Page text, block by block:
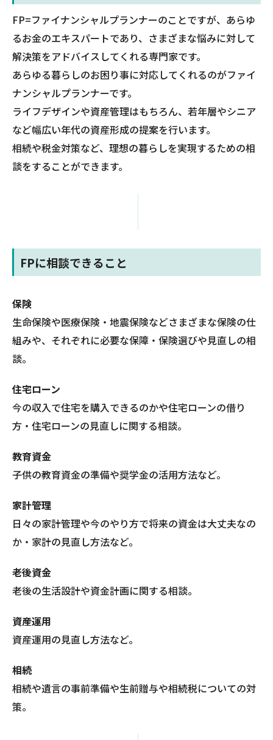
FP=ファイナンシャルプランナーのことですが、あらゆ
るお金のエキスパートであり、さまざまな悩みに対して
解決策をアドバイスしてくれる専門家です。
あらゆる暮らしのお困り事に対応してくれるのがファイ
ナンシャルプランナーです。
ライフデザインや資産管理はもちろん、若年層やシニア
など幅広い年代の資産形成の提案を行います。
相続や税金対策など、理想の暮らしを実現するための相
談をすることができます。
FPに相談できること
保険
生命保険や医療保険・地震保険などさまざまな保険の仕
組みや、それぞれに必要な保障・保険選びや見直しの相
談。
住宅ローン
今の収入で住宅を購入できるのかや住宅ローンの借り
方・住宅ローンの見直しに関する相談。
教育資金
子供の教育資金の準備や奨学金の活用方法など。
家計管理
日々の家計管理や今のやり方で将来の資金は大丈夫なの
か・家計の見直し方法など。
老後資金
老後の生活設計や資金計画に関する相談。
資産運用
資産運用の見直し方法など。
相続
相続や遺言の事前準備や生前贈与や相続税についての対
策。